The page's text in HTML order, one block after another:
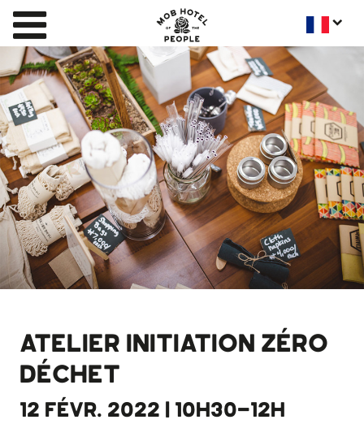
ATELIER INITIATION ZÉRO
DÉCHET
12 FÉVR. 2022 | 10H30-12H